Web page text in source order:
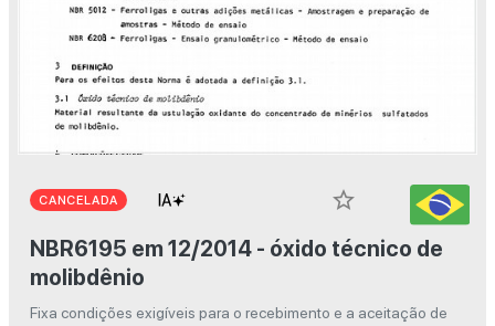
CANCELADA
star_border
NBR6195 em 12/2014 - óxido técnico de
molibdênio
Fixa condições exigíveis para o recebimento e a aceitação de